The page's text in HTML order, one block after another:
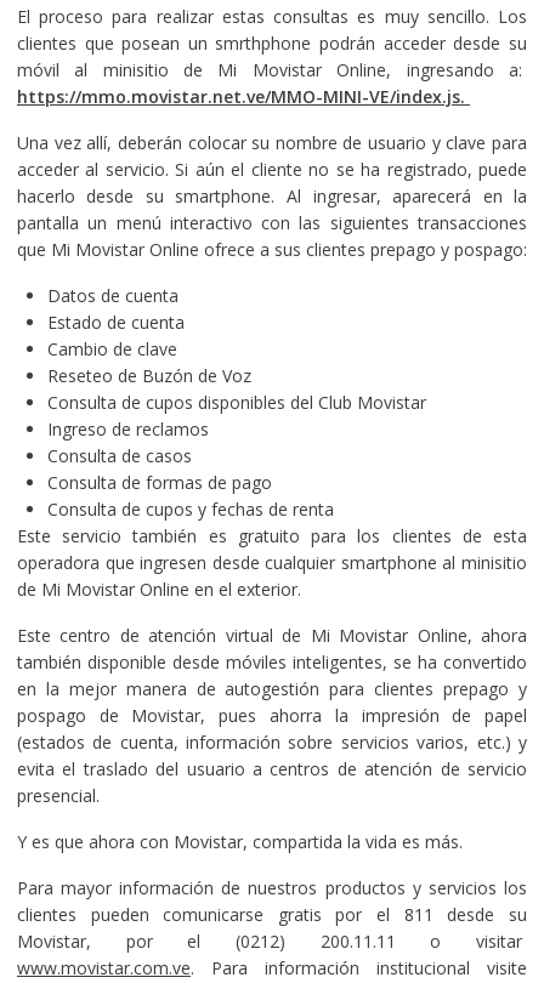
El proceso para realizar estas consultas es muy sencillo. Los
clientes que posean un smrthphone podrán acceder desde su
móvil al minisitio de Mi Movistar Online, ingresando a:
https://mmo.movistar.net.ve/MMO-MINI-VE/index.js.
Una vez allí, deberán colocar su nombre de usuario y clave para
acceder al servicio. Si aún el cliente no se ha registrado, puede
hacerlo desde su smartphone. Al ingresar, aparecerá en la
pantalla un menú interactivo con las siguientes transacciones
que Mi Movistar Online ofrece a sus clientes prepago y pospago:
Datos de cuenta
Estado de cuenta
Cambio de clave
Reseteo de Buzón de Voz
Consulta de cupos disponibles del Club Movistar
Ingreso de reclamos
Consulta de casos
Consulta de formas de pago
Consulta de cupos y fechas de renta
Este servicio también es gratuito para los clientes de esta
operadora que ingresen desde cualquier smartphone al minisitio
de Mi Movistar Online en el exterior.
Este centro de atención virtual de Mi Movistar Online, ahora
también disponible desde móviles inteligentes, se ha convertido
en la mejor manera de autogestión para clientes prepago y
pospago de Movistar, pues ahorra la impresión de papel
(estados de cuenta, información sobre servicios varios, etc.) y
evita el traslado del usuario a centros de atención de servicio
presencial.
Y es que ahora con Movistar, compartida la vida es más.
Para mayor información de nuestros productos y servicios los
clientes pueden comunicarse gratis por el 811 desde su
Movistar, por el (0212) 200.11.11 o visitar
www.movistar.com.ve. Para información institucional visite